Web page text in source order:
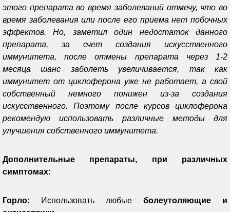
этого препарата во время заболеваний отмечу, что во
время заболевания или после его приема нет побочных
эффектов. Но, заметил один недостаток данного
препарата, за счет создания искусственного
иммунитета, после отмены препарата через 1-2
месяца шанс заболеть увеличивается, так как
иммунитет от циклоферона уже не работает, а свой
собственный немного понижен из-за создания
искусственного. Поэтому после курсов циклоферона
рекомендую использовать различные методы для
улучшения собственного иммунитета.
Дополнительные препараты, при различных
симптомах:
Горло: Использовать любые болеутоляющие и